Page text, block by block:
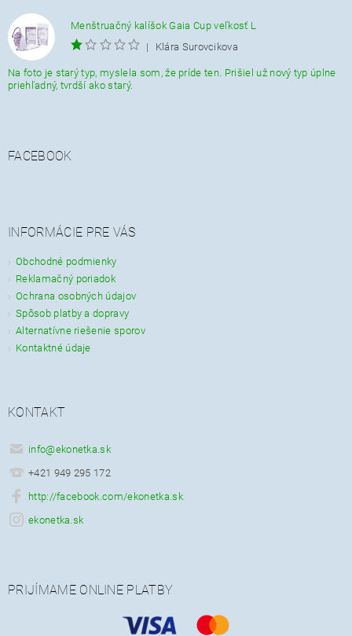
Menštruačný kalíšok Gaia Cup veľkosť L
|
Klára Surovcikova
Na foto je starý typ, myslela som, že príde ten. Prišiel už nový typ úplne
priehľadný, tvrdší ako starý.
FACEBOOK
INFORMÁCIE PRE VÁS
Obchodné podmienky
Reklamačný poriadok
Ochrana osobných údajov
Spôsob platby a dopravy
Alternatívne riešenie sporov
Kontaktné údaje
KONTAKT
info@ekonetka.sk
+421 949 295 172
http://facebook.com/ekonetka.sk
ekonetka.sk
PRIJÍMAME ONLINE PLATBY